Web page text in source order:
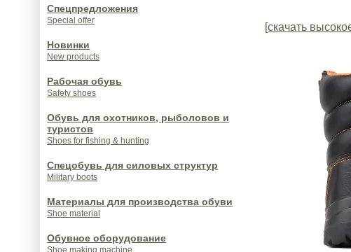
Спецпредложения
Special offer
Новинки
New products
Рабочая обувь
Safety shoes
Обувь для охотников, рыболовов и
туристов
Shoes for fishing & hunting
Спецобувь для силовых структур
Military boots
Материалы для производства обуви
Shoe material
Обувное оборудование
Shoe making machine
[скачать